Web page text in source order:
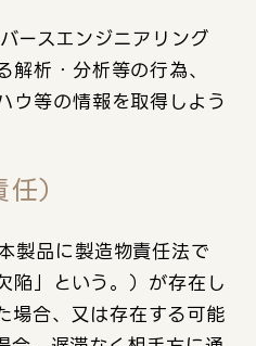
ースエンジニアリング
解析・分析等の行為、
ウ等の情報を取得しよう
）
製品に製造物責任法で
陥」という。）が存在し
場合、又は存在する可能